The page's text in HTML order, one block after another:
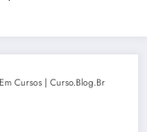
Cursos | Curso.blog.br